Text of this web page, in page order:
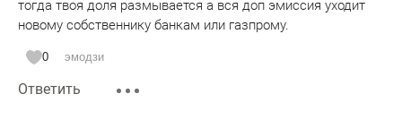
тогда твоя доля размывается а вся доп эмиссия уходит
новому собственнику банкам или газпрому.
0 эмодзи
Ответить